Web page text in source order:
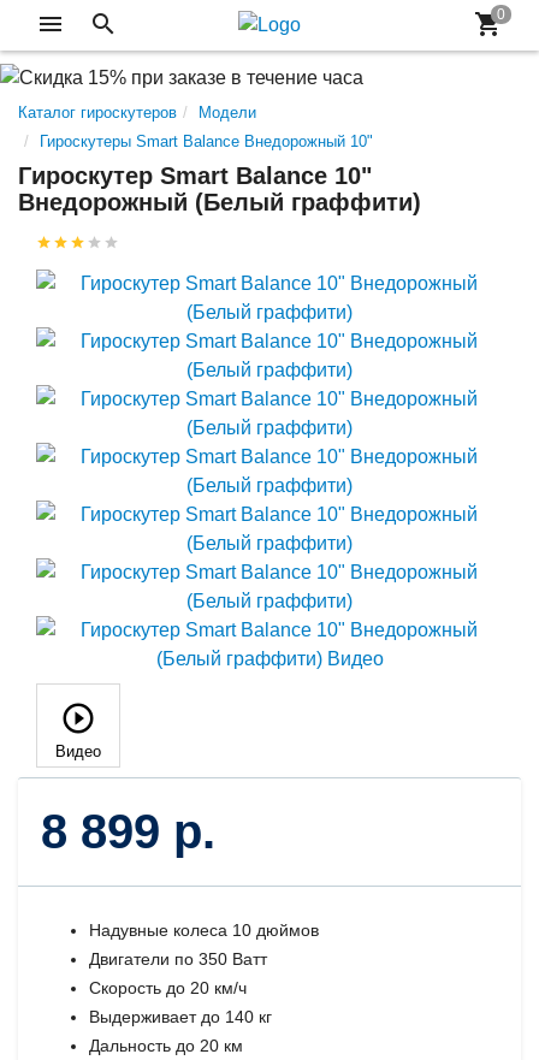
Каталог гироскутеров
Модели
Гироскутеры Smart Balance Внедорожный 10"
Гироскутер Smart Balance 10"
Внедорожный (Белый граффити)
Видео
8 899 р.
Надувные колеса 10 дюймов
Двигатели по 350 Ватт
Скорость до 20 км/ч
Выдерживает до 140 кг
Дальность до 20 км